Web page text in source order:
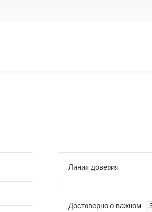
Линия доверия
Достоверно о важном 3